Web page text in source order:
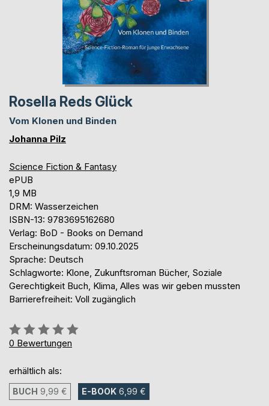
Rosella Reds Glück
Vom Klonen und Binden
Johanna Pilz
Science Fiction & Fantasy
ePUB
1,9 MB
DRM: Wasserzeichen
ISBN-13: 9783695162680
Verlag: BoD - Books on Demand
Erscheinungsdatum: 09.10.2025
Sprache: Deutsch
Schlagworte: Klone, Zukunftsroman Bücher, Soziale
Gerechtigkeit Buch, Klima, Alles was wir geben mussten
Barrierefreiheit: Voll zugänglich
Bewertung::
0%
0 Bewertungen
erhältlich als:
BUCH 9,99 € E-BOOK 6,99 €